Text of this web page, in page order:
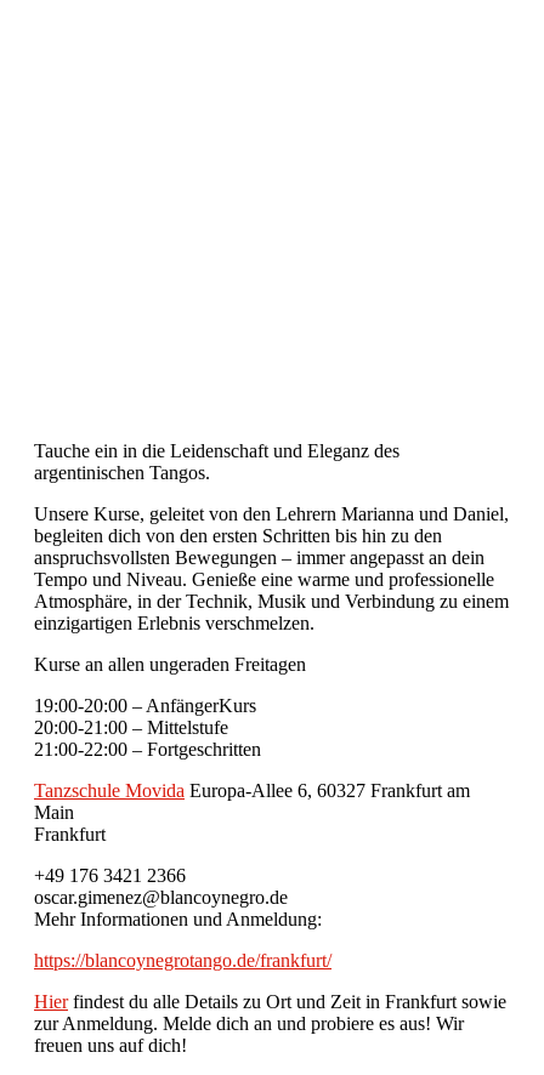
Tauche ein in die Leidenschaft und Eleganz des
argentinischen Tangos.
Unsere Kurse, geleitet von den Lehrern Marianna und Daniel,
begleiten dich von den ersten Schritten bis hin zu den
anspruchsvollsten Bewegungen – immer angepasst an dein
Tempo und Niveau. Genieße eine warme und professionelle
Atmosphäre, in der Technik, Musik und Verbindung zu einem
einzigartigen Erlebnis verschmelzen.
Kurse an allen ungeraden Freitagen
19:00-20:00 – AnfängerKurs
20:00-21:00 – Mittelstufe
21:00-22:00 – Fortgeschritten
Tanzschule Movida Europa-Allee 6, 60327 Frankfurt am
Main
Frankfurt
+49 176 3421 2366
oscar.gimenez@blancoynegro.de
Mehr Informationen und Anmeldung:
https://blancoynegrotango.de/frankfurt/
Hierfindest du alle Details zu Ort und Zeit in Frankfurt sowie
zur Anmeldung. Melde dich an und probiere es aus! Wir
freuen uns auf dich!